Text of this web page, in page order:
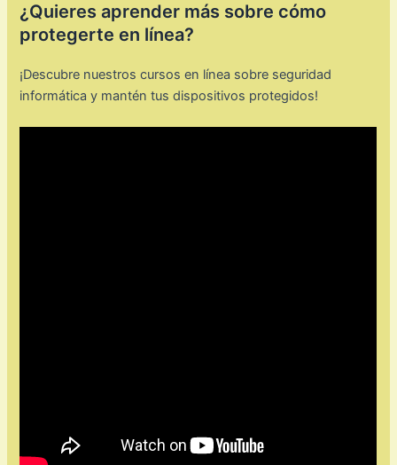
¿Quieres aprender más sobre cómo
protegerte en línea?
¡Descubre nuestros cursos en línea sobre seguridad
informática y mantén tus dispositivos protegidos!